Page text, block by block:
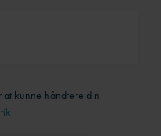
kunne håndtere din